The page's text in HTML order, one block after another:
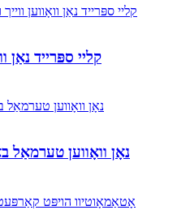
קליי ספּרייד נאַן
נאָן וואָווען טערמאַל